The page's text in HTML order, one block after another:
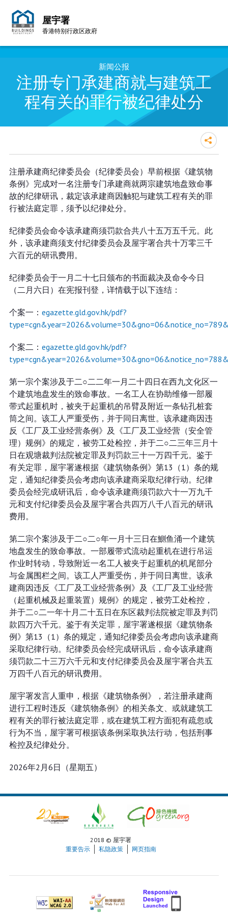
屋宇署
香港特别行政区政府
新闻公报
注册专门承建商就与建筑工
程有关的罪行被纪律处分
注册专门承建商就与建筑工程有关
的罪行被纪律处分
注册承建商纪律委员会（纪律委员会）早前根据《建筑物
条例》完成对一名注册专门承建商就两宗建筑地盘致命事
故的纪律研讯，裁定该承建商因触犯与建筑工程有关的罪
行被法庭定罪，须予以纪律处分。
纪律委员会命令该承建商须罚款合共八十五万五千元。此
外，该承建商须支付纪律委员会及屋宇署合共十万零三千
六百元的研讯费用。
纪律委员会于一月二十七日颁布的书面裁决及命令今日
（二月六日）在宪报刊登，详情载于以下连结：
个案一： egazette.gld.gov.hk/pdf?
个案二： egazette.gld.gov.hk/pdf?
第一宗个案涉及于二○二二年一月二十四日在西九文化区一
个建筑地盘发生的致命事故。一名工人在协助维修一部履
带式起重机时，被夹于起重机的吊臂及附近一条钻孔桩套
筒之间。该工人严重受伤，并于同日离世。该承建商因违
反《工厂及工业经营条例》及《工厂及工业经营（安全管
理）规例》的规定，被劳工处检控，并于二○二三年三月十
日在观塘裁判法院被定罪及判罚款三十一万四千元。鉴于
有关定罪，屋宇署遂根据《建筑物条例》第13（1）条的规
定，通知纪律委员会考虑向该承建商采取纪律行动。纪律
委员会经完成研讯后，命令该承建商须罚款六十一万九千
元和支付纪律委员会及屋宇署合共四万八千八百元的研讯
费用。
第二宗个案涉及于二○二○年一月十三日在鰂鱼涌一个建筑
地盘发生的致命事故。一部履带式流动起重机在进行吊运
作业时转动，导致附近一名工人被夹于起重机的机尾部分
与金属围栏之间。该工人严重受伤，并于同日离世。该承
建商因违反《工厂及工业经营条例》及《工厂及工业经营
（起重机械及起重装置）规例》的规定，被劳工处检控，
并于二○二一年十月二十五日在东区裁判法院被定罪及判罚
款四万六千元。鉴于有关定罪，屋宇署遂根据《建筑物条
例》第13（1）条的规定，通知纪律委员会考虑向该承建商
采取纪律行动。纪律委员会经完成研讯后，命令该承建商
须罚款二十三万六千元和支付纪律委员会及屋宇署合共五
万四千八百元的研讯费用。
屋宇署发言人重申，根据《建筑物条例》，若注册承建商
进行工程时违反《建筑物条例》的相关条文、或就建筑工
程有关的罪行被法庭定罪，或在建筑工程方面犯有疏忽或
行为不当，屋宇署可根据该条例采取执法行动，包括刑事
检控及纪律处分。
2026年2月6日（星期五）
2018 © 屋宇署
重要告示
私隐政策 网页指南